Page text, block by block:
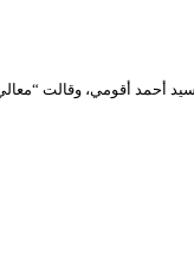
ال16 المرفوعة لتكريم قامة من قامات